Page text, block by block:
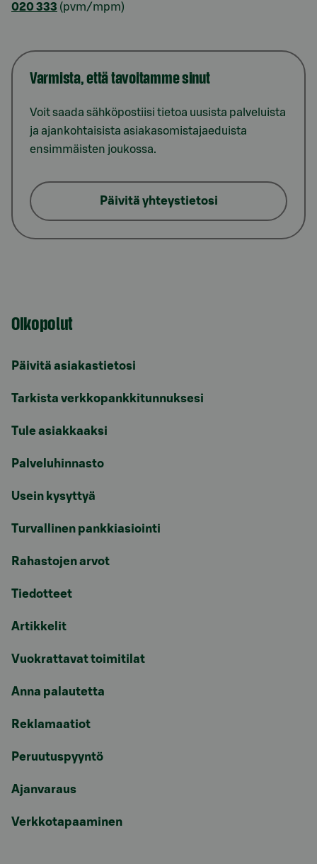
020 333 (pvm/mpm)
Varmista, että tavoitamme sinut
Voit saada sähköpostiisi tietoa uusista palveluista
ja ajankohtaisista asiakasomistajaeduista
ensimmäisten joukossa.
Päivitä yhteystietosi
Oikopolut
Päivitä asiakastietosi
Tarkista verkkopankkitunnuksesi
Tule asiakkaaksi
Palveluhinnasto
Usein kysyttyä
Turvallinen pankkiasiointi
Rahastojen arvot
Tiedotteet
Artikkelit
Vuokrattavat toimitilat
Anna palautetta
Reklamaatiot
Peruutuspyyntö
Ajanvaraus
Verkkotapaaminen